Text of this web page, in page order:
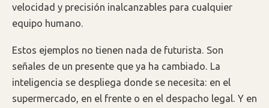
velocidad y precisión inalcanzables para cualquier
equipo humano.
Estos ejemplos no tienen nada de futurista. Son
señales de un presente que ya ha cambiado. La
inteligencia se despliega donde se necesita: en el
supermercado, en el frente o en el despacho legal. Y en